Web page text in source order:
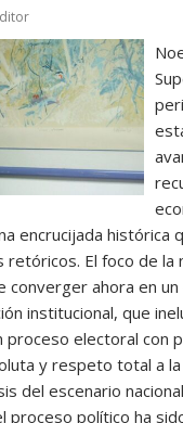
encrucijada histórica
retóricos. El foco de la
converger ahora en
institucional, que
proceso electoral con
y respeto total a
del escenario
proceso político ha